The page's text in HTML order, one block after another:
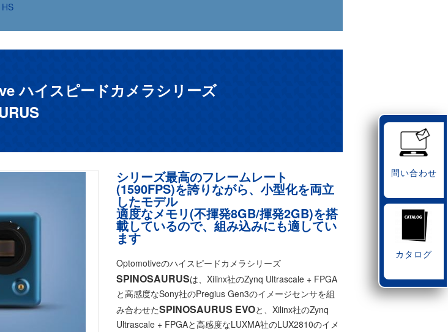
ハイスピードカメラシリーズ
シリーズ最高のフレームレート
(1590FPS)を誇りながら、小型化を両立
したモデル
適度なメモリ(不揮発8GB/揮発2GB)を搭
載しているので、組み込みにも適してい
ます
Optomotiveのハイスピードカメラシリーズ
SPINOSAURUSは、Xilinx社のZynq Ultrascale + FPGA
と高感度なSony社のPregius Gen3のイメージセンサを組
み合わせたSPINOSAURUS EVOと、Xilinx社のZynq
Ultrascale + FPGAと高感度なLUXMA社のLUX2810のイメ
問い合わせ
カタログ